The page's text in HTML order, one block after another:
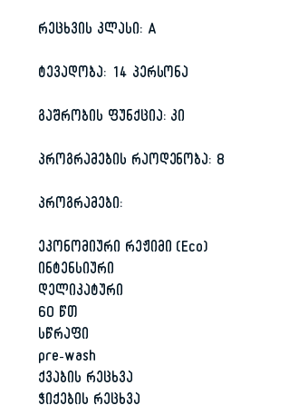
რეცხვის კლასი: A
ტევადობა: 14 პერსონა
გაშრობის ფუნქცია: კი
პროგრამების რაოდენობა: 8
პროგრამები:
ეკონომიური რეჟიმი (Eco)
ინტენსიური
დელიკატური
60 წთ
სწრაფი
pre-wash
ქვაბის რეცხვა
ჭიქების რეცხვა